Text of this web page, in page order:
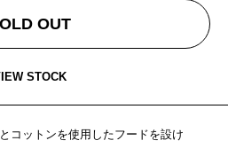
OUT
STOCK
コットンを使用したフードを設け